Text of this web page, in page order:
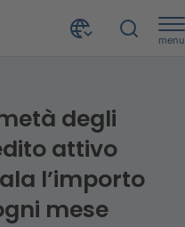
menu
degli
attivo
l’importo
mese